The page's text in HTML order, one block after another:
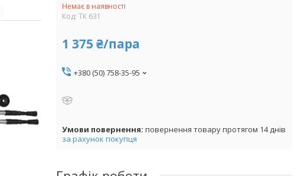
Немає в наявності
Код: ТК 631
1 375 ₴/пара
+380 (50) 758-35-95
повернення товару протягом 14 днів
за рахунок покупця